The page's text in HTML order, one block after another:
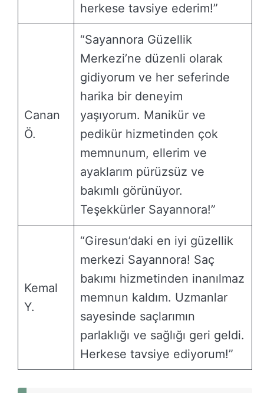
herkese tavsiye ederim!”
Canan
Ö.
“Sayannora Güzellik
Merkezi’ne düzenli olarak
gidiyorum ve her seferinde
harika bir deneyim
yaşıyorum. Manikür ve
pedikür hizmetinden çok
memnunum, ellerim ve
ayaklarım pürüzsüz ve
bakımlı görünüyor.
Teşekkürler Sayannora!”
Kemal
Y.
“Giresun’daki en iyi güzellik
merkezi Sayannora! Saç
bakımı hizmetinden inanılmaz
memnun kaldım. Uzmanlar
sayesinde saçlarımın
parlaklığı ve sağlığı geri geldi.
Herkese tavsiye ediyorum!”